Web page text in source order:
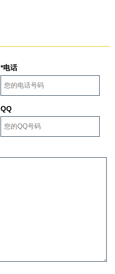
*电话
QQ